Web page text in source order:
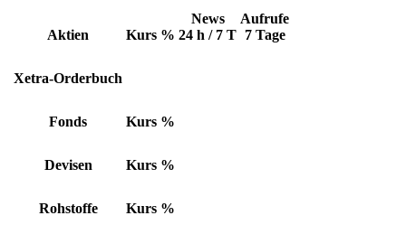
Aktien Kurs %
News
24 h / 7 T
Aufrufe
7 Tage
Xetra-Orderbuch
Fonds Kurs %
Devisen Kurs %
Rohstoffe Kurs %